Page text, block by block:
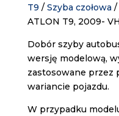
T9 / Szyba czołowa /
ATLON T9, 2009-
Dobór szyby
wersję modelową,
zastosowane przez
wariancie pojazdu.
W przypadku